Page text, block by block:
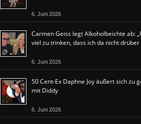
6. Juni 2026
Carmen Geiss legt Alkoholbeichte ab:
viel zu trinken, dass ich da nicht drüber
6. Juni 2026
50 Cent-Ex Daphne Joy äußert sich zu
mit Diddy
6. Juni 2026